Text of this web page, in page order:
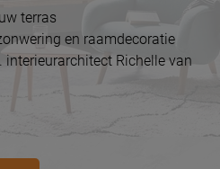
terras
en raamdecoratie
interieurarchitect Richelle van